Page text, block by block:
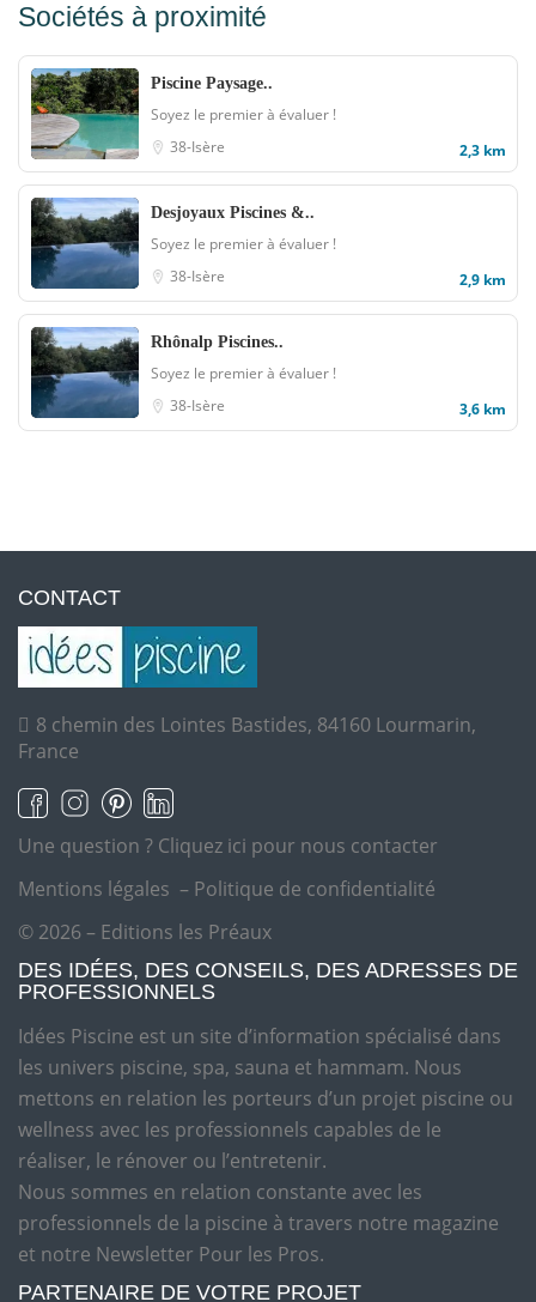
Sociétés à proximité
Piscine Paysage..
Soyez le premier à évaluer !
38-Isère
2,3 km
Desjoyaux Piscines &..
Soyez le premier à évaluer !
38-Isère
2,9 km
Rhônalp Piscines..
Soyez le premier à évaluer !
38-Isère
3,6 km
CONTACT
8 chemin des Lointes Bastides, 84160 Lourmarin,
France
Une question ? Cliquez ici pour nous contacter
Mentions légales – Politique de confidentialité
© 2026 – Editions les Préaux
DES IDÉES, DES CONSEILS, DES ADRESSES DE
PROFESSIONNELS
Idées Piscine est un site d’information spécialisé dans
les univers piscine, spa, sauna et hammam. Nous
mettons en relation les porteurs d’un projet piscine ou
wellness avec les professionnels capables de le
réaliser, le rénover ou l’entretenir.
Nous sommes en relation constante avec les
professionnels de la piscine à travers notre magazine
et notre Newsletter Pour les Pros.
PARTENAIRE DE VOTRE PROJET